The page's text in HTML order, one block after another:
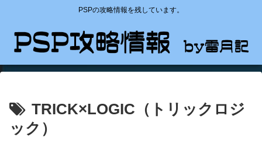
PSPの攻略情報を残しています。
TRICK×LOGIC（トリックロジ
ック）